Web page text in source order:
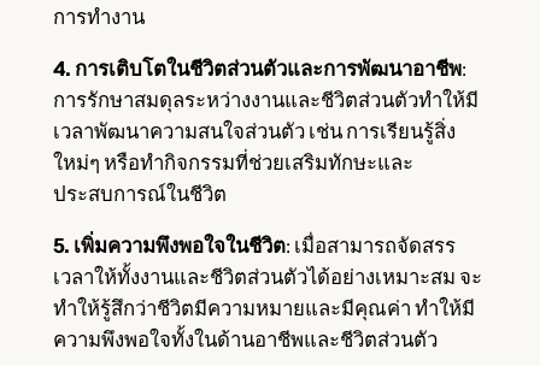
การทำงาน
4. การเติบโตในชีวิตส่วนตัวและการพัฒนาอาชีพ:
การรักษาสมดุลระหว่างงานและชีวิตส่วนตัวทำให้มี
เวลาพัฒนาความสนใจส่วนตัว เช่น การเรียนรู้สิ่ง
ใหม่ๆ หรือทำกิจกรรมที่ช่วยเสริมทักษะและ
ประสบการณ์ในชีวิต
5. เพิ่มความพึงพอใจในชีวิต: เมื่อสามารถจัดสรร
เวลาให้ทั้งงานและชีวิตส่วนตัวได้อย่างเหมาะสม จะ
ทำให้รู้สึกว่าชีวิตมีความหมายและมีคุณค่า ทำให้มี
ความพึงพอใจทั้งในด้านอาชีพและชีวิตส่วนตัว